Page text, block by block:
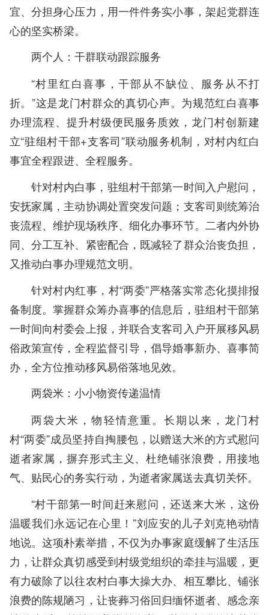
宜、分担身心压力，用一件件务实小事，架起党群连
心的坚实桥梁。
两个人：干群联动跟踪服务
“村里红白喜事，干部从不缺位、服务从不打
折。”这是龙门村群众的真切心声。为规范红白喜事
办理流程、提升村级便民服务质效，龙门村创新建
立“驻组村干部+支客司”联动服务机制，对村内红白
事宜全程跟进、全程服务。
针对村内白事，驻组村干部第一时间入户慰问，
安抚家属，主动协调处置突发问题；支客司则统筹治
丧流程、维护现场秩序、细化办事环节。二者内外协
同、分工互补、紧密配合，既减轻了群众治丧负担，
又推动白事办理规范文明。
针对村内红事，村“两委”严格落实常态化摸排报
备制度。掌握群众筹办喜事的信息后，驻组村干部第
一时间向村委会上报，并联合支客司入户开展移风易
俗政策宣传，全程监督引导，倡导婚事新办、喜事简
办，全方位推动移风易俗落地见效。
两袋米：小小物资传递温情
两袋大米，物轻情意重。长期以来，龙门村
村“两委”成员坚持自掏腰包，以赠送大米的方式慰问
逝者家属，摒弃形式主义、杜绝铺张浪费，用接地
气、贴民心的务实行动，为逝者家属送去真切关怀。
“村干部第一时间赶来慰问，还送来大米，这份
温暖我们永远记在心里！”刘应安的儿子刘克艳动情
地说。这项朴素举措，不仅为办事家庭缓解了生活压
力，让群众真切感受到村级党组织的牵挂与温暖，更
有力破除了以往农村白事大操大办、相互攀比、铺张
浪费的陈规陋习，让丧葬习俗回归缅怀逝者、感念亲